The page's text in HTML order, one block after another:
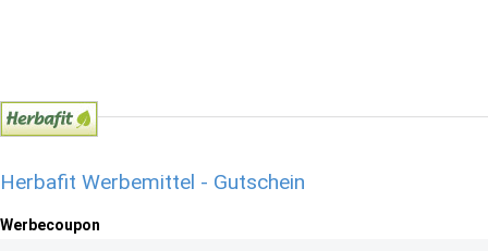
Herbafit Werbemittel - Gutschein
Werbecoupon